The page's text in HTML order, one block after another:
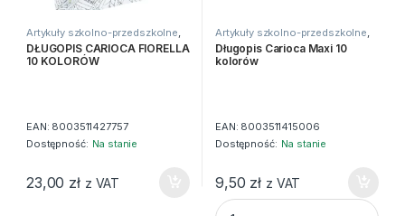
Artykuły szkolno-przedszkolne
Długopisy,Do pisania Zwykłe
DŁUGOPIS CARIOCA FIORELLA
10 KOLORÓW
EAN: 8003511427757
Dostępność: Na stanie
23,00 zł z VAT
Artykuły szkolno-przedszkolne
Długopisy ,Do pisania Zwykłe
Długopis Carioca Maxi 10
kolorów
EAN: 8003511415006
Dostępność: Na stanie
9,50 zł z VAT
Długopis Carioca Maxi 10